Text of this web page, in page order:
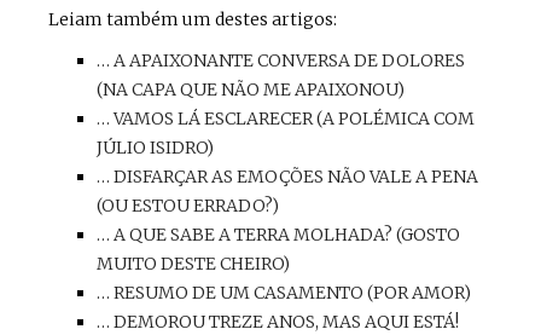
Leiam também um destes artigos:
… A APAIXONANTE CONVERSA DE DOLORES
(NA CAPA QUE NÃO ME APAIXONOU)
… VAMOS LÁ ESCLARECER (A POLÉMICA COM
JÚLIO ISIDRO)
… DISFARÇAR AS EMOÇÕES NÃO VALE A PENA
(OU ESTOU ERRADO?)
… A QUE SABE A TERRA MOLHADA? (GOSTO
MUITO DESTE CHEIRO)
… RESUMO DE UM CASAMENTO (POR AMOR)
… DEMOROU TREZE ANOS, MAS AQUI ESTÁ!